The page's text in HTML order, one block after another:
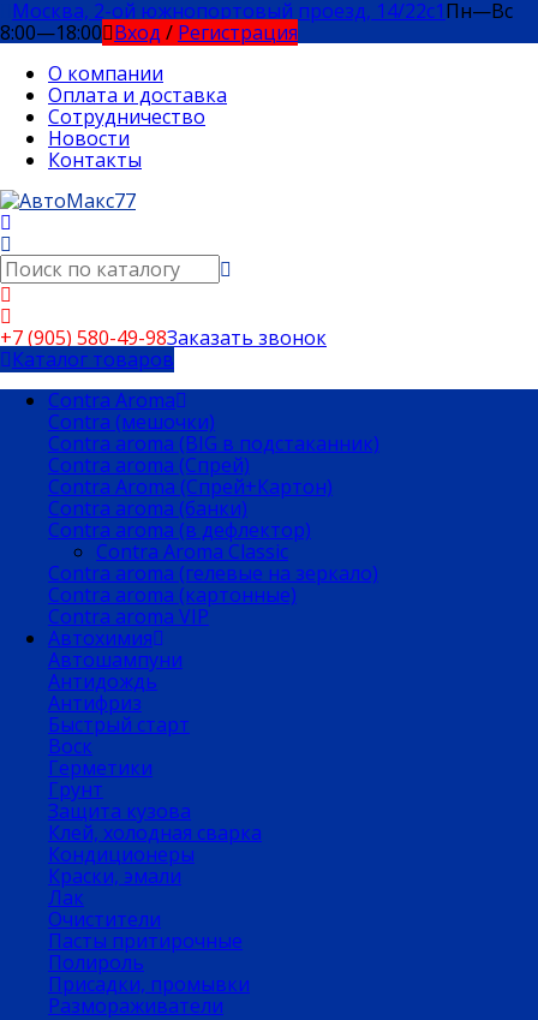
Москва, 2-ой южнопортовый проезд, 14/22c1Пн—Вс
8:00—18:00 Вход / Регистрация
О компании
Оплата и доставка
Сотрудничество
Новости
Контакты
+7 (905) 580-49-98Заказать звонок
Каталог товаров
Contra Aroma
Contra (мешочки)
Contra aroma (BIG в подстаканник)
Contra aroma (Спрей)
Contra Aroma (Спрей+Картон)
Contra aroma (банки)
Contra aroma (в дефлектор)
Contra Aroma Classic
Contra aroma (гелевые на зеркало)
Contra aroma (картонные)
Contra aroma VIP
Автохимия
Автошампуни
Антидождь
Антифриз
Быстрый старт
Воск
Герметики
Грунт
Защита кузова
Клей, холодная сварка
Кондиционеры
Краски, эмали
Лак
Очистители
Пасты притирочные
Полироль
Присадки, промывки
Размораживатели